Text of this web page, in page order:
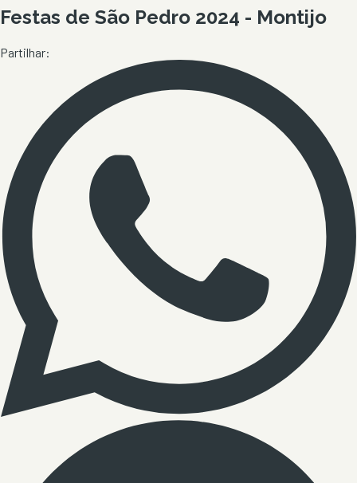
Festas de São Pedro 2024 - Montijo
Partilhar: